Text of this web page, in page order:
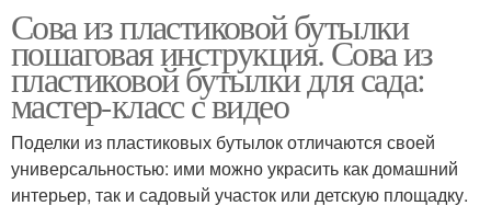
Сова из сердец
Сова из природного
Сова из пластиковой бутылки
пошаговая инструкция. Сова из
пластиковой бутылки для сада:
мастер-класс с видео
Поделки из пластиковых бутылок отличаются своей
универсальностью: ими можно украсить как домашний
интерьер, так и садовый участок или детскую площадку.